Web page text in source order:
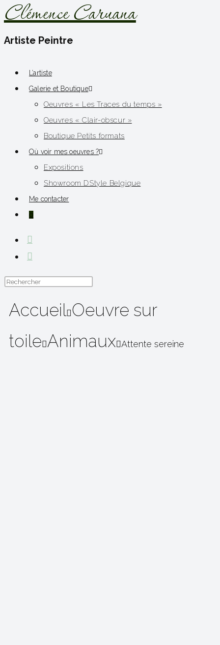
Clémence Caruana
Artiste Peintre
L’artiste
Galerie et Boutique
Oeuvres « Les Traces du temps »
Oeuvres « Clair-obscur »
Boutique Petits formats
Où voir mes oeuvres ?
Expositions
Showroom DStyle Belgique
Me contacter
0
Accueil Oeuvre sur
toile Animaux Attente sereine